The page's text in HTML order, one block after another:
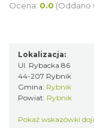
Ocena: 0.0 (Oddano
Lokalizacja:
Ul. Rybacka 86
44-207 Rybnik
Gmina: Rybnik
Powiat: Rybnik
Pokaż wskazówki